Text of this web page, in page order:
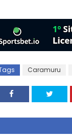
Caramuru